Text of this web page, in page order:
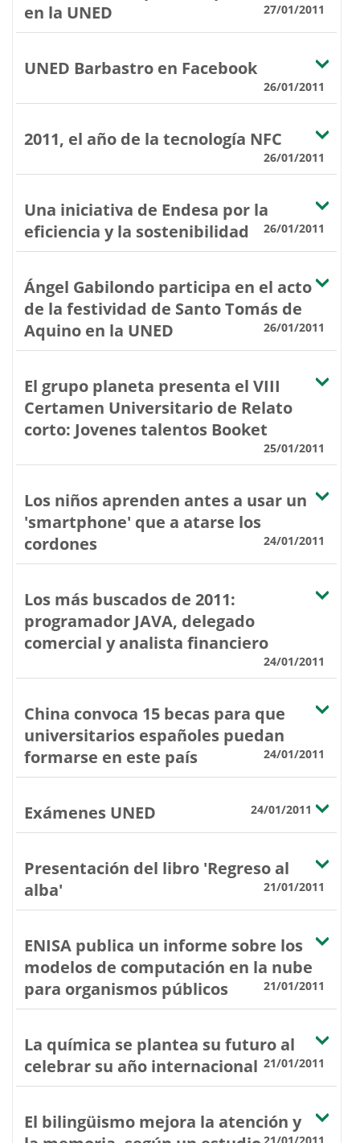
en la UNED
27/01/2011
UNED Barbastro en Facebook
26/01/2011
2011, el año de la tecnología NFC
26/01/2011
Una iniciativa de Endesa por la
eficiencia y la sostenibilidad
26/01/2011
Ángel Gabilondo participa en el acto
de la festividad de Santo Tomás de
Aquino en la UNED
26/01/2011
El grupo planeta presenta el VIII
Certamen Universitario de Relato
corto: Jovenes talentos Booket
25/01/2011
Los niños aprenden antes a usar un
'smartphone' que a atarse los
cordones
24/01/2011
Los más buscados de 2011:
programador JAVA, delegado
comercial y analista financiero
24/01/2011
China convoca 15 becas para que
universitarios españoles puedan
formarse en este país
24/01/2011
Exámenes UNED 24/01/2011
Presentación del libro 'Regreso al
alba'
21/01/2011
ENISA publica un informe sobre los
modelos de computación en la nube
para organismos públicos
21/01/2011
La química se plantea su futuro al
celebrar su año internacional 21/01/2011
El bilingüismo mejora la atención y